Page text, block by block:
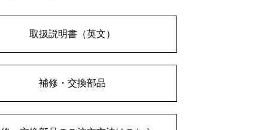
取扱説明書（英文）
補修・交換部品